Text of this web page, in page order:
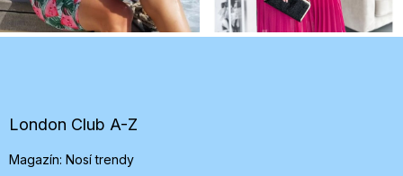
e
London Club A-Z
Magazín: Nosí trendy